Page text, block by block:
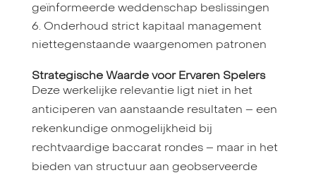
geïnformeerde weddenschap beslissingen
Onderhoud strict kapitaal management
niettegenstaande waargenomen patronen
Strategische Waarde voor Ervaren Spelers
Deze werkelijke relevantie ligt niet in het
anticiperen van aanstaande resultaten – een
rekenkundige onmogelijkheid bij
rechtvaardige baccarat rondes – maar in het
bieden van structuur aan geobserveerde